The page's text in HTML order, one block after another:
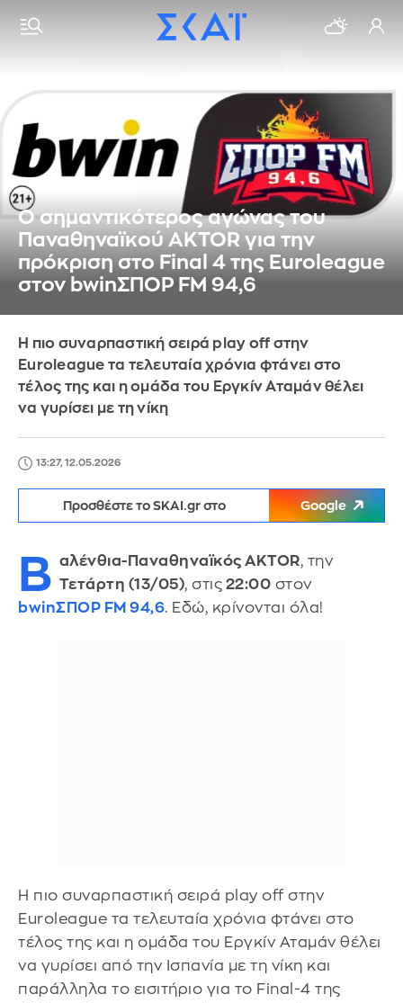
Ο σημαντικότερος αγώνας του
Παναθηναϊκού AKTOR για την
πρόκριση στο Final 4 της Euroleague
στον bwinΣΠΟΡ FM 94,6
Η πιο συναρπαστική σειρά play off στην
Euroleague τα τελευταία χρόνια φτάνει στο
τέλος της και η ομάδα του Εργκίν Αταμάν θέλει
να γυρίσει με τη νίκη
13:27, 12.05.2026
Προσθέστε το SKAI.gr στο Google
Β αλένθια-Παναθηναϊκός ΑΚΤΟR, την
Τετάρτη (13/05), στις 22:00 στον
bwinΣΠΟΡ FM 94,6. Εδώ, κρίνονται όλα!
Η πιο συναρπαστική σειρά play off στην
Euroleague τα τελευταία χρόνια φτάνει στο
τέλος της και η ομάδα του Εργκίν Αταμάν θέλει
να γυρίσει από την Ισπανία με τη νίκη και
παράλληλα το εισιτήριο για το Final-4 της